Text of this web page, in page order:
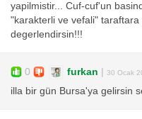
yapilmistir... Cuf-cuf'un
"karakterli ve vefali"
degerlendirsin!!!
0 furkan | 30 Ocak
illa bir gün Bursa'ya gelirsin